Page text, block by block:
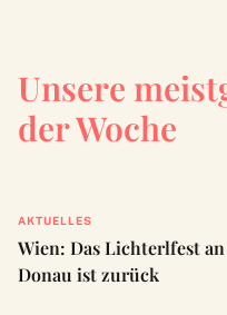
Unsere
der Woche
AKTUELLES
Wien: Das Lichterlfest
Donau ist zurück